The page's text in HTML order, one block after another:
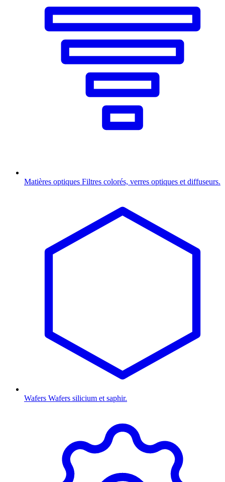
Matières optiques Filtres colorés, verres optiques et diffuseurs.
Wafers Wafers silicium et saphir.